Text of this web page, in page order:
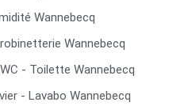
Wannebecq
Wannebecq
- Toilette Wannebecq
- Lavabo Wannebecq